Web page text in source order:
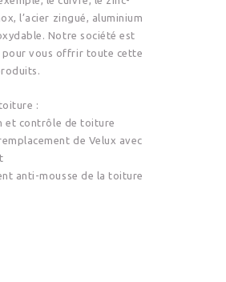
l’acier zingué, aluminium
Notre société est
pour vous offrir toute cette
:
et contrôle de toiture
de Velux avec
anti-mousse de la toiture